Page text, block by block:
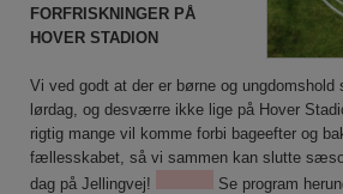
FORFRISKNINGER PÅ
HOVER STADION
Vi ved godt at der er børne og ungdomshold
lørdag, og desværre ikke lige på Hover
rigtig mange vil komme forbi bageefter og
fællesskabet, så vi sammen kan slutte
dag på Jellingvej!
Se program